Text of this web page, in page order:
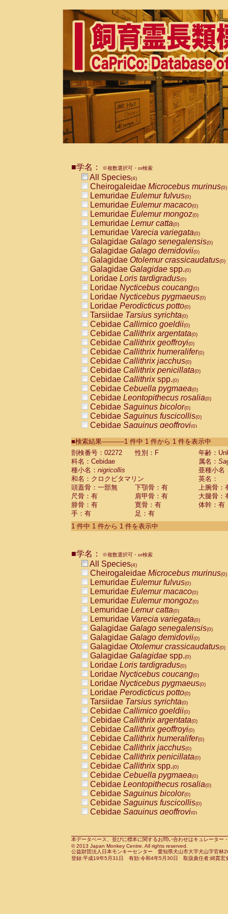
■学名： ※複数選択可・or検索
All Species(4)
Cheirogaleidae Microcebus murinus(0)
Lemuridae Eulemur fulvus(0)
Lemuridae Eulemur macaco(0)
Lemuridae Eulemur mongoz(0)
Lemuridae Lemur catta(0)
Lemuridae Varecia variegata(0)
Galagidae Galago senegalensis(0)
Galagidae Galago demidovii(0)
Galagidae Otolemur crassicaudatus(0)
Galagidae Galagidae spp.(0)
Loridae Loris tardigradus(0)
Loridae Nycticebus coucang(0)
Loridae Nycticebus pygmaeus(0)
Loridae Perodicticus potto(0)
Tarsiidae Tarsius syrichta(0)
Cebidae Callimico goeldii(0)
Cebidae Callithrix argentata(0)
Cebidae Callithrix geoffroyi(0)
Cebidae Callithrix humeralifer(0)
Cebidae Callithrix jacchus(0)
Cebidae Callithrix penicillata(0)
Cebidae Callithrixspp.(0)
Cebidae Cebuella pygmaea(0)
Cebidae Leontopithecus rosalia(0)
Cebidae Saguinus bicolor(0)
Cebidae Saguinus fuscicollis(0)
Cebidae Saguinus geoffroyi(0)
CebidaeSaguinus labiatus(0)
Cebidae Saguinus leucopus (0)
Cebidae
CebidaeSaguinus mystax
CebidaeSaguinus nigricollis (1)
Cebidae Saguinus oedipus
Cebidae Saguinus weddelli
Cebidae Saguinusspp.
Cebidae Aotus trivirgatus
Cebidae Cebus albifrons
CebidaeCebus nigrivittatus
CebidaeCebus
CebidaeSaimiri boliviensis(0)
CebidaeSaimiri sciureus(0)
AtelidaeAlouatta caraya(0)
AtelidaeAlouatta fusca(0)
AtelidaeAlouatta seniculus
AtelidaeAlouattaspp.(0)
AtelidaeAteles belzebuth(0)
AtelidaeAteles geoffroyi(0)
AtelidaeAteles paniscus(0)
AtelidaeAtelesspp.(0)
Atelidae Lagothrix lagothricha
AtelidaeLagothrix lagothricha cana
PitheciidaeCacajao calvus
PitheciidaeCallicebus cupreus
PitheciidaeCallicebus donacophilus
PitheciidaeCallicebus moloch
PitheciidaeCallicebus torquatus
PitheciidaeCallicebusspp.(0)
PitheciidaeChiropotes satanas(0)
PitheciidaePithecia monachus
PitheciidaePithecia pithecia(0)
CercopithecidaeCercocebus agilis
CercopithecidaeCercocebus
CercopithecidaeCercocebus
CercopithecidaeCercocebus
CercopithecidaeCercocebus
CercopithecidaeCercocebushybrid
CercopithecidaePapio anubis(0)
CercopithecidaePapio cynocephalus
CercopithecidaePapio hamadryas(0)
■検索結果-----------1 件中 1 件から 1 件を表示中
剖検番号：02272
性別：F
年齢：
科名：Cebidae
属名：
種小名： nigricollis
亜種小名
和名：クロクビタマリン
英名：
頭蓋骨：一部無
下顎骨：有
上腕骨：
尺骨：有
肩甲骨：有
大腿骨：
腓骨：有
寛骨：有
体幹：有
手：有
足：有
1 件中 1 件から 1 件を表示中
■学名： ※複数選択可・or検索
All Species(4)
Cheirogaleidae Microcebus murinus(0)
Lemuridae Eulemur fulvus(0)
Lemuridae Eulemur macaco(0)
Lemuridae Eulemur mongoz(0)
Lemuridae Lemur catta(0)
Lemuridae Varecia variegata(0)
Galagidae Galago senegalensis(0)
Galagidae Galago demidovii(0)
Galagidae Otolemur crassicaudatus(0)
Galagidae Galagidae spp.(0)
Loridae Loris tardigradus(0)
Loridae Nycticebus coucang(0)
Loridae Nycticebus pygmaeus(0)
Loridae Perodicticus potto(0)
Tarsiidae Tarsius syrichta(0)
Cebidae Callimico goeldii(0)
Cebidae Callithrix argentata(0)
Cebidae Callithrix geoffroyi(0)
Cebidae Callithrix humeralifer(0)
Cebidae Callithrix jacchus(0)
Cebidae Callithrix penicillata(0)
Cebidae Callithrixspp.(0)
Cebidae Cebuella pygmaea(0)
Cebidae Leontopithecus rosalia(0)
Cebidae Saguinus bicolor(0)
Cebidae Saguinus fuscicollis(0)
Cebidae Saguinus geoffroyi(0)
CebidaeSaguinus leucopus(0)
CebidaeSaguinus midas(0)
Cebidae Saguinus mystax(0)
本データベース、並びに標本に関するお問い合わせはキュレータ
© 2013 Japan Monkey Centre. All rights reserved.
公益財団法人日本モンキーセンター 愛知県犬山市大字犬山字官
登録:平成19年5月31日 有効:令和4年5月30日 取扱責任者:綿貫宏